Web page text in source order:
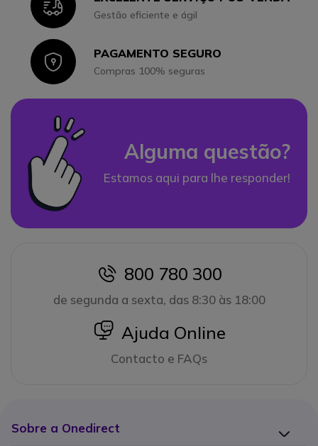
IconGestão eficiente e ágil
IconPAGAMENTO SEGURO
Compras 100% seguras
Alguma questão?
Estamos aqui para lhe responder!
icon
800 780 300
de segunda a sexta, das 8:30 às 18:00
icon
Ajuda Online
Contacto e FAQs
Sobre a Onedirect